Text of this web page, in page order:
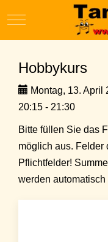
Mobile Menu Toggle
Hobbykurs
Montag, 13. April
20:15 - 21:30
Bitte füllen Sie das
möglich aus. Felder
Pflichtfelder!
werden automatisch